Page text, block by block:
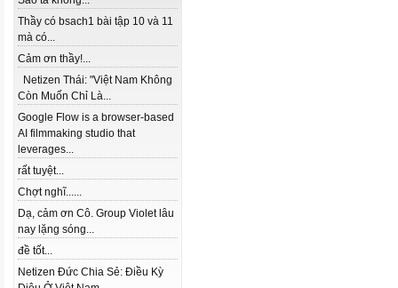
Thầy có bsach1 bài tập 10 và 11
mà có...
Cảm ơn thầy!...
Netizen Thái: "Việt Nam Không
Còn Muốn Chỉ Là...
Google Flow is a browser-based
AI filmmaking studio that
leverages...
rất tuyệt...
Chợt nghĩ......
Dạ, cảm ơn Cô. Group Violet lâu
nay lặng sóng...
đề tốt...
Netizen Đức Chia Sẻ: Điều Kỳ